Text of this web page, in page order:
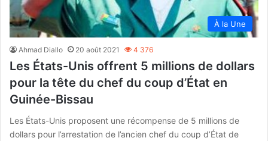
À la Une
Ahmad Diallo 20 août 2021 4 376
Les États-Unis offrent 5 millions de dollars
pour la tête du chef du coup d’État en
Guinée-Bissau
Les États-Unis proposent une récompense de 5 millions de
dollars pour l’arrestation de l’ancien chef du coup d’État de